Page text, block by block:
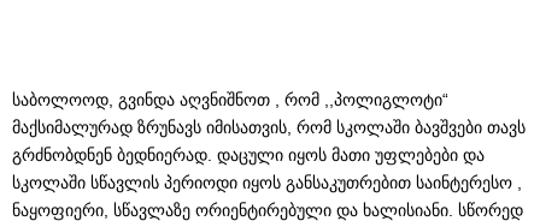
საბოლოოდ, გვინდა აღვნიშნოთ , რომ ,,პოლიგლოტი“
მაქსიმალურად ზრუნავს იმისათვის, რომ სკოლაში ბავშვები თავს
გრძნობდნენ ბედნიერად. დაცული იყოს მათი უფლებები და
სკოლაში სწავლის პერიოდი იყოს განსაკუთრებით საინტერესო ,
ნაყოფიერი, სწავლაზე ორიენტირებული და ხალისიანი. სწორედ